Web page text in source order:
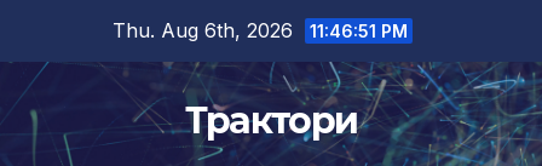
content
Thu. Aug 6th, 2026 11:46:51 PM
Трактори